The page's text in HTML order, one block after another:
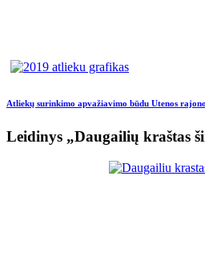
Atliekų surinkimo apvažiavimo būdu Utenos
Leidinys „Daugailių kraštas